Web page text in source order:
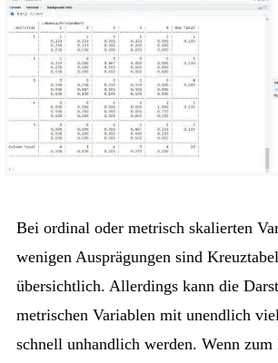
Bei ordinal oder metrisch skalierten
wenigen Ausprägungen sind
übersichtlich. Allerdings kann die
metrischen Variablen mit unendlich
schnell unhandlich werden. Wenn